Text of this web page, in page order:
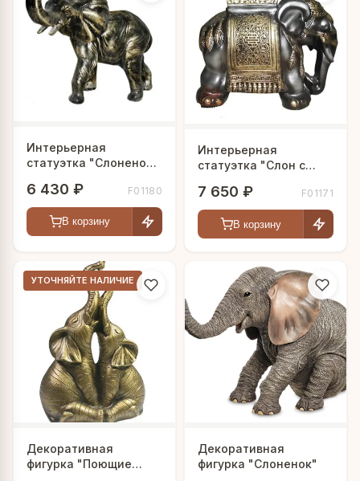
Интерьерная
статуэтка "Слоненок
6 430 ₽ F01180
В корзину
Интерьерная
статуэтка "Слон с
7 650 ₽ F01171
В корзину
УТОЧНЯЙТЕ НАЛИЧИЕ
Декоративная
фигурка "Поющие
Декоративная
фигурка "Слоненок"